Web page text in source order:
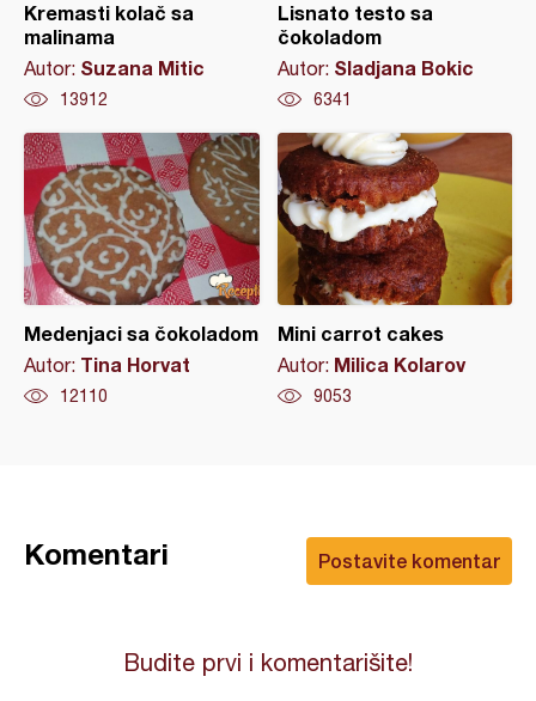
Kremasti kolač sa
malinama
Autor: Suzana Mitic
13912
Lisnato testo sa
čokoladom
Autor: Sladjana Bokic
6341
Medenjaci sa čokoladom
Autor: Tina Horvat
12110
Mini carrot cakes
Autor: Milica Kolarov
9053
Postavite komentar
Komentari
Budite prvi i komentarišite!